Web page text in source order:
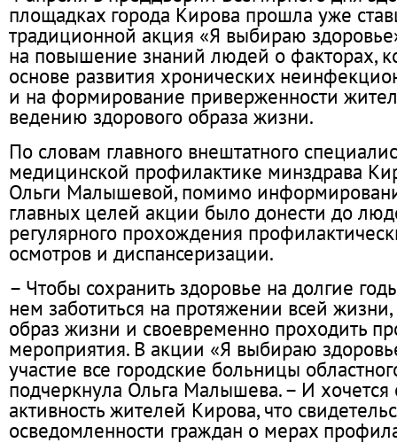
площадках города Кирова прошла уже
традиционной акция «Я выбираю
на повышение знаний людей о факторах,
основе развития хронических
и на формирование приверженности
ведению здорового образа жизни.
По словам главного внештатного
медицинской профилактике минздрава
Ольги Малышевой, помимо
главных целей акции было донести до
регулярного прохождения
осмотров и диспансеризации.
– Чтобы сохранить здоровье на долгие
нем заботиться на протяжении всей
образ жизни и своевременно проходить
мероприятия. В акции «Я выбираю
участие все городские больницы
подчеркнула Ольга Малышева. – И хочется
активность жителей Кирова, что
осведомленности граждан о мерах